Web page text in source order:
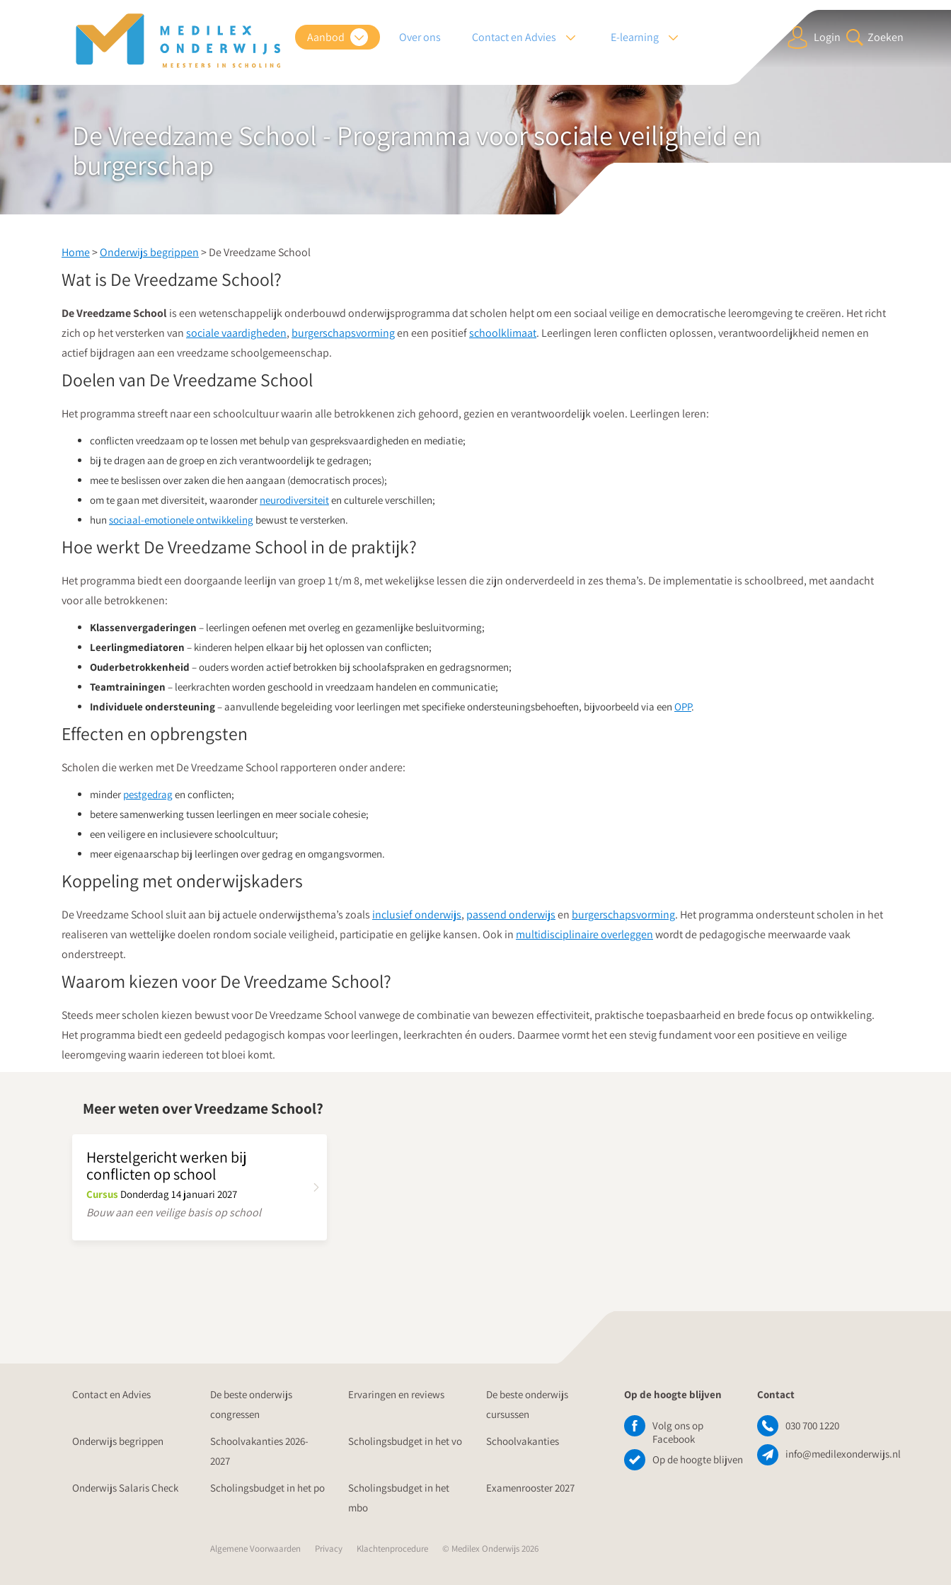
Aanbod Over ons Contact en Advies E-learning Login Zoeken
De Vreedzame School - Programma voor sociale veiligheid en
burgerschap
Home>Onderwijs begrippen> De Vreedzame School
Wat is De Vreedzame School?
De Vreedzame Schoolis een wetenschappelijk onderbouwd onderwijsprogramma dat scholen helpt om een sociaal veilige en democratische leeromgeving te creëren. Het richt
zich op het versterken vansociale vaardigheden, burgerschapsvormingen een positiefschoolklimaat. Leerlingen leren conflicten oplossen, verantwoordelijkheid nemen en
actief bijdragen aan een vreedzame schoolgemeenschap.
Doelen van De Vreedzame School
Het programma streeft naar een schoolcultuur waarin alle betrokkenen zich gehoord, gezien en verantwoordelijk voelen. Leerlingen leren:
conflicten vreedzaam op te lossen met behulp van gespreksvaardigheden en mediatie;
bij te dragen aan de groep en zich verantwoordelijk te gedragen;
mee te beslissen over zaken die hen aangaan (democratisch proces);
om te gaan met diversiteit, waaronder neurodiversiteiten culturele verschillen;
hun sociaal-emotionele ontwikkeling bewust te versterken.
Hoe werkt De Vreedzame School in de praktijk?
Het programma biedt een doorgaande leerlijn van groep 1 t/m 8, met wekelijkse lessen die zijn onderverdeeld in zes thema’s. De implementatie is schoolbreed, met aandacht
voor alle betrokkenen:
Klassenvergaderingen – leerlingen oefenen met overleg en gezamenlijke besluitvorming;
Leerlingmediatoren – kinderen helpen elkaar bij het oplossen van conflicten;
Ouderbetrokkenheid – ouders worden actief betrokken bij schoolafspraken en gedragsnormen;
Teamtrainingen – leerkrachten worden geschoold in vreedzaam handelen en communicatie;
Individuele ondersteuning– aanvullende begeleiding voor leerlingen met specifieke ondersteuningsbehoeften, bijvoorbeeld via een OPP.
Effecten en opbrengsten
Scholen die werken met De Vreedzame School rapporteren onder andere:
minder pestgedragen conflicten;
betere samenwerking tussen leerlingen en meer sociale cohesie;
een veiligere en inclusievere schoolcultuur;
meer eigenaarschap bij leerlingen over gedrag en omgangsvormen.
Koppeling met onderwijskaders
De Vreedzame School sluit aan bij actuele onderwijsthema’s zoals inclusief onderwijs, passend onderwijsen burgerschapsvorming. Het programma ondersteunt scholen in het
realiseren van wettelijke doelen rondom sociale veiligheid, participatie en gelijke kansen. Ook in multidisciplinaire overleggenwordt de pedagogische meerwaarde vaak
onderstreept.
Waarom kiezen voor De Vreedzame School?
Steeds meer scholen kiezen bewust voor De Vreedzame School vanwege de combinatie van bewezen effectiviteit, praktische toepasbaarheid en brede focus op ontwikkeling.
Het programma biedt een gedeeld pedagogisch kompas voor leerlingen, leerkrachten én ouders. Daarmee vormt het een stevig fundament voor een positieve en veilige
leeromgeving waarin iedereen tot bloei komt.
Meer weten over Vreedzame School?
Herstelgericht werken bij
conflicten op school
Cursus Donderdag 14 januari 2027
Bouw aan een veilige basis op school
Contact en Advies
De beste onderwijs
congressen
Ervaringen en reviews
De beste onderwijs
cursussen
Onderwijs begrippen
Schoolvakanties 2026-
2027
Scholingsbudget in het vo Schoolvakanties
Onderwijs Salaris Check Scholingsbudget in het po
Scholingsbudget in het
mbo
Examenrooster 2027
Op de hoogte blijven
Volg ons op
Facebook
Op de hoogte blijven
Contact
030 700 1220
info@medilexonderwijs.nl
Algemene Voorwaarden Privacy Klachtenprocedure © Medilex Onderwijs 2026